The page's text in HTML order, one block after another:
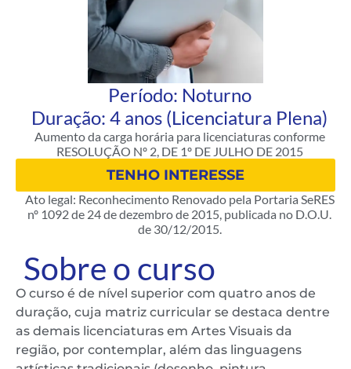
Período: Noturno
Duração: 4 anos (Licenciatura Plena)
Aumento da carga horária para licenciaturas conforme
RESOLUÇÃO Nº 2, DE 1º DE JULHO DE 2015
TENHO INTERESSE
Ato legal: Reconhecimento Renovado pela Portaria SeRES
nº 1092 de 24 de dezembro de 2015, publicada no D.O.U.
de 30/12/2015.
Sobre o curso
O curso é de nível superior com quatro anos de
duração, cuja matriz curricular se destaca dentre
as demais licenciaturas em Artes Visuais da
região, por contemplar, além das linguagens